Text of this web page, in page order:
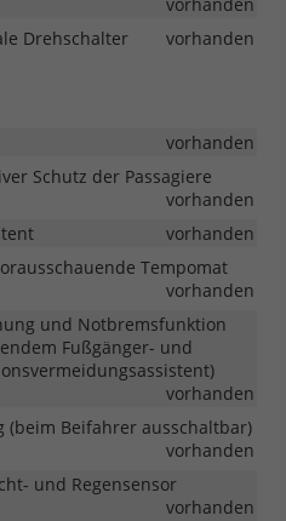
Drehschalter
vorhanden
vorhanden
Schutz der Passagiere
vorhanden
vorhanden
Tempomat
vorhanden
und Notbremsfunktion
Fußgänger- und
vorhanden
(beim Beifahrer ausschaltbar)
vorhanden
und Regensensor
vorhanden